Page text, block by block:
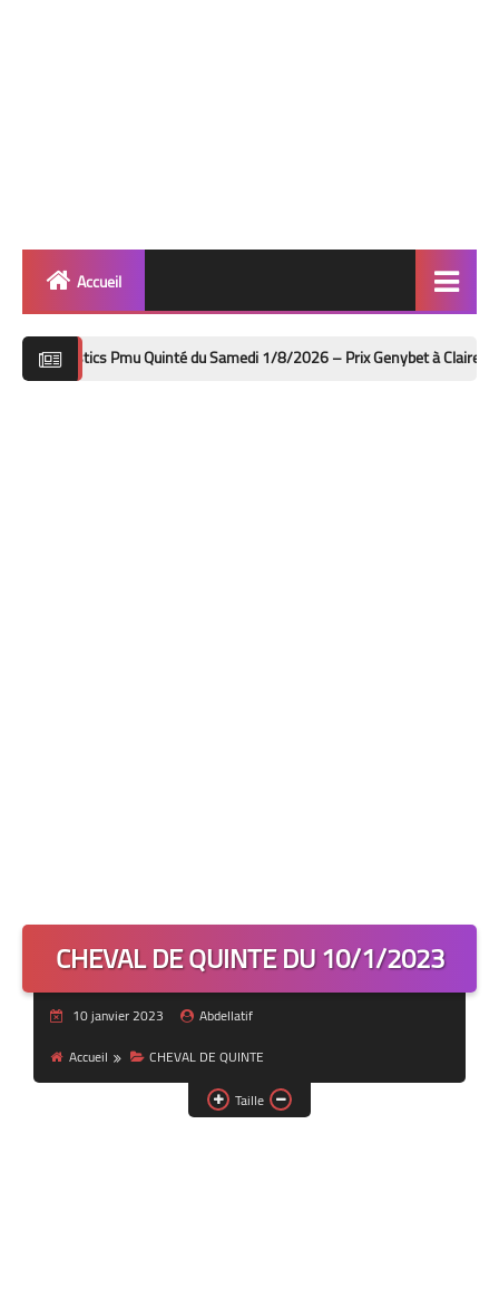
Accueil
Pmu Quinté du Samedi 1/8/2026 – Prix Genybet à Clairefontaine-
CHEVAL DE QUINTE DU 10/1/2023
10 janvier 2023
Abdellatif
Accueil
CHEVAL DE QUINTE
Taille